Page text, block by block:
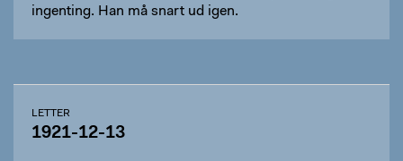
ingenting. Han må snart ud igen.
LETTER
1921-12-13